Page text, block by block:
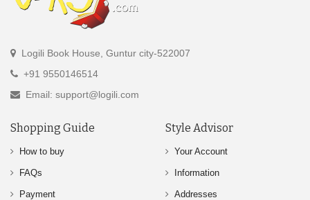
Logili Book House, Guntur city-522007
+91 9550146514
Email: support@logili.com
Shopping Guide
How to buy
FAQs
Payment
Style Advisor
Your Account
Information
Addresses